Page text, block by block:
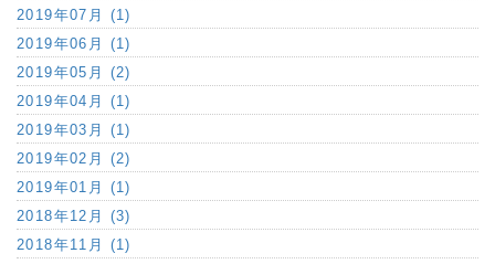
2019年07月 (1)
2019年06月 (1)
2019年05月 (2)
2019年04月 (1)
2019年03月 (1)
2019年02月 (2)
2019年01月 (1)
2018年12月 (3)
2018年11月 (1)